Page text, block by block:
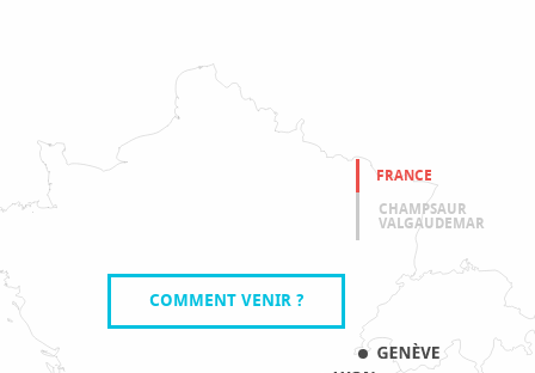
FRANCE
CHAMPSAUR
VALGAUDEMAR
COMMENT VENIR ?